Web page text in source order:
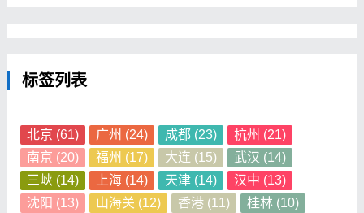
标签列表
北京 (61) 广州 (24) 成都(23) 杭州 (21)
南京 (20) 福州 (17) 大连 (15) 武汉 (14)
三峡(14) 上海(14) 天津(14) 汉中 (13)
沈阳 (13) 山海关 (12) 香港(11) 桂林(10)